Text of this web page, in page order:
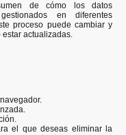
de cómo los datos
en diferentes
proceso puede cambiar y
actualizadas.
el que deseas eliminar la